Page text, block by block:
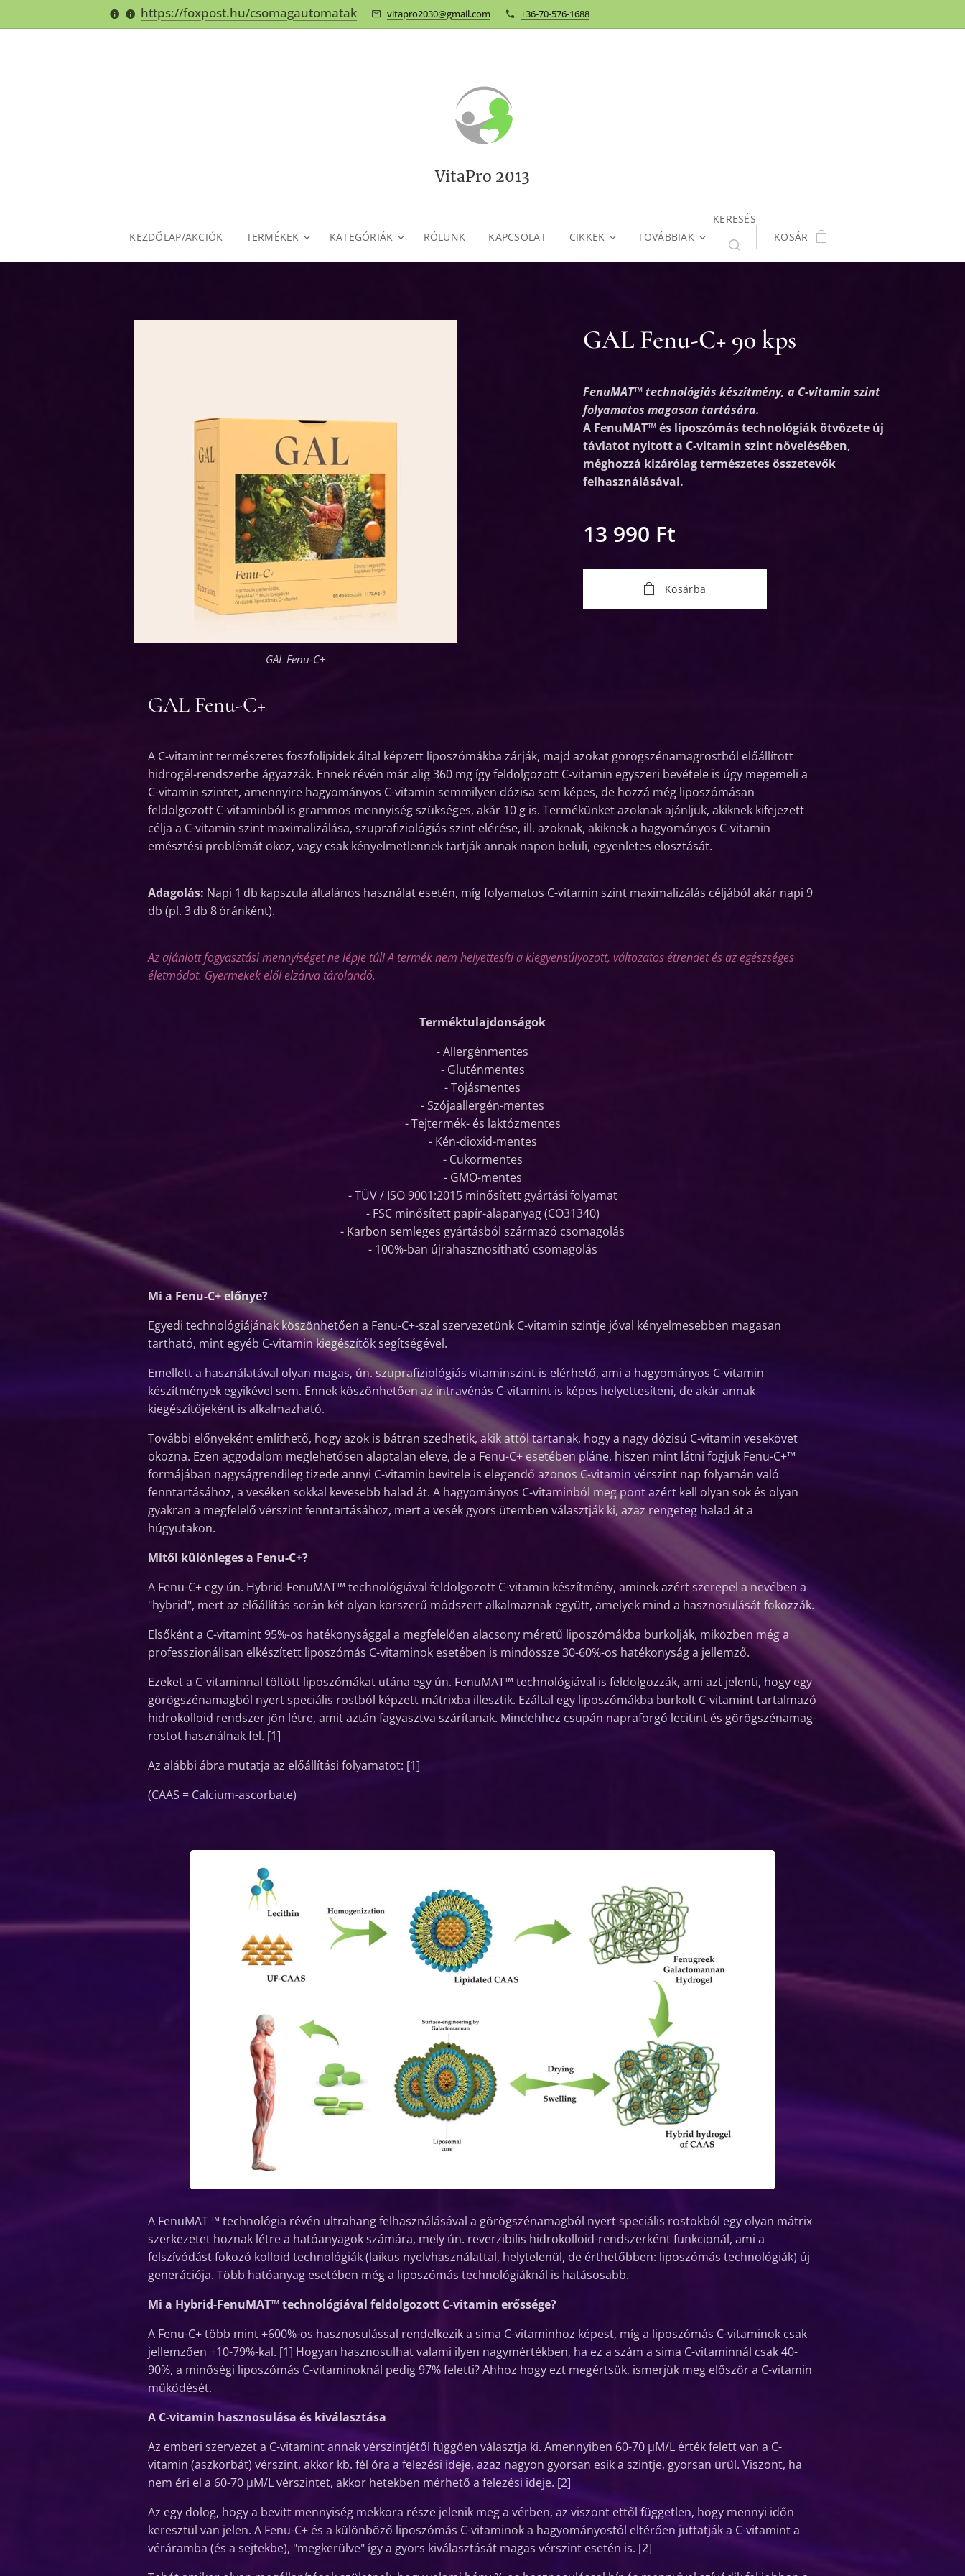
https://foxpost.hu/csomagautomatak vitapro2030@gmail.com +36-70-576-1688
VitaPro 2013
KEZDŐLAP/AKCIÓK TERMÉKEK KATEGÓRIÁK RÓLUNK KAPCSOLAT CIKKEK TOVÁBBIAK
KERESÉS
KOSÁR
GAL Fenu-C+ 90 kps
GAL Fenu-C+
FenuMAT™ technológiás készítmény, a C-vitamin szint
folyamatos magasan tartására.
A FenuMAT™ és liposzómás technológiák ötvözete új
távlatot nyitott a C-vitamin szint növelésében,
méghozzá kizárólag természetes összetevők
felhasználásával.
13 990 Ft
Kosárba
GAL Fenu-C+
A C-vitamint természetes foszfolipidek által képzett liposzómákba zárják, majd azokat görögszénamagrostból előállított
hidrogél-rendszerbe ágyazzák. Ennek révén már alig 360 mg így feldolgozott C-vitamin egyszeri bevétele is úgy megemeli a
C-vitamin szintet, amennyire hagyományos C-vitamin semmilyen dózisa sem képes, de hozzá még liposzómásan
feldolgozott C-vitaminból is grammos mennyiség szükséges, akár 10 g is. Termékünket azoknak ajánljuk, akiknek kifejezett
célja a C-vitamin szint maximalizálása, szuprafiziológiás szint elérése, ill. azoknak, akiknek a hagyományos C-vitamin
emésztési problémát okoz, vagy csak kényelmetlennek tartják annak napon belüli, egyenletes elosztását.
Adagolás: Napi 1 db kapszula általános használat esetén, míg folyamatos C-vitamin szint maximalizálás céljából akár napi 9
db (pl. 3 db 8 óránként).
Az ajánlott fogyasztási mennyiséget ne lépje túl! A termék nem helyettesíti a kiegyensúlyozott, változatos étrendet és az egészséges
életmódot. Gyermekek elől elzárva tárolandó.
Terméktulajdonságok
- Allergénmentes
- Gluténmentes
- Tojásmentes
- Szójaallergén-mentes
- Tejtermék- és laktózmentes
- Kén-dioxid-mentes
- Cukormentes
- GMO-mentes
- TÜV / ISO 9001:2015 minősített gyártási folyamat
- FSC minősített papír-alapanyag (CO31340)
- Karbon semleges gyártásból származó csomagolás
- 100%-ban újrahasznosítható csomagolás
Mi a Fenu-C+ előnye?
Egyedi technológiájának köszönhetően a Fenu-C+-szal szervezetünk C-vitamin szintje jóval kényelmesebben magasan
tartható, mint egyéb C-vitamin kiegészítők segítségével.
Emellett a használatával olyan magas, ún. szuprafiziológiás vitaminszint is elérhető, ami a hagyományos C-vitamin
készítmények egyikével sem. Ennek köszönhetően az intravénás C-vitamint is képes helyettesíteni, de akár annak
kiegészítőjeként is alkalmazható.
További előnyeként említhető, hogy azok is bátran szedhetik, akik attól tartanak, hogy a nagy dózisú C-vitamin vesekövet
okozna. Ezen aggodalom meglehetősen alaptalan eleve, de a Fenu-C+ esetében pláne, hiszen mint látni fogjuk Fenu-C+™
formájában nagyságrendileg tizede annyi C-vitamin bevitele is elegendő azonos C-vitamin vérszint nap folyamán való
fenntartásához, a veséken sokkal kevesebb halad át. A hagyományos C-vitaminból meg pont azért kell olyan sok és olyan
gyakran a megfelelő vérszint fenntartásához, mert a vesék gyors ütemben választják ki, azaz rengeteg halad át a
húgyutakon.
Mitől különleges a Fenu-C+?
A Fenu-C+ egy ún. Hybrid-FenuMAT™ technológiával feldolgozott C-vitamin készítmény, aminek azért szerepel a nevében a
"hybrid", mert az előállítás során két olyan korszerű módszert alkalmaznak együtt, amelyek mind a hasznosulását fokozzák.
Elsőként a C-vitamint 95%-os hatékonysággal a megfelelően alacsony méretű liposzómákba burkolják, miközben még a
professzionálisan elkészített liposzómás C-vitaminok esetében is mindössze 30-60%-os hatékonyság a jellemző.
Ezeket a C-vitaminnal töltött liposzómákat utána egy ún. FenuMAT™ technológiával is feldolgozzák, ami azt jelenti, hogy egy
görögszénamagból nyert speciális rostból képzett mátrixba illesztik. Ezáltal egy liposzómákba burkolt C-vitamint tartalmazó
hidrokolloid rendszer jön létre, amit aztán fagyasztva szárítanak. Mindehhez csupán napraforgó lecitint és görögszénamag-
rostot használnak fel. [1]
Az alábbi ábra mutatja az előállítási folyamatot: [1]
(CAAS = Calcium-ascorbate)
A FenuMAT ™ technológia révén ultrahang felhasználásával a görögszénamagból nyert speciális rostokból egy olyan mátrix
szerkezetet hoznak létre a hatóanyagok számára, mely ún. reverzibilis hidrokolloid-rendszerként funkcionál, ami a
felszívódást fokozó kolloid technológiák (laikus nyelvhasználattal, helytelenül, de érthetőbben: liposzómás technológiák) új
generációja. Több hatóanyag esetében még a liposzómás technológiáknál is hatásosabb.
Mi a Hybrid-FenuMAT™ technológiával feldolgozott C-vitamin erőssége?
A Fenu-C+ több mint +600%-os hasznosulással rendelkezik a sima C-vitaminhoz képest, míg a liposzómás C-vitaminok csak
jellemzően +10-79%-kal. [1] Hogyan hasznosulhat valami ilyen nagymértékben, ha ez a szám a sima C-vitaminnál csak 40-
90%, a minőségi liposzómás C-vitaminoknál pedig 97% feletti? Ahhoz hogy ezt megértsük, ismerjük meg először a C-vitamin
működését.
A C-vitamin hasznosulása és kiválasztása
Az emberi szervezet a C-vitamint annak vérszintjétől függően választja ki. Amennyiben 60-70 µM/L érték felett van a C-
vitamin (aszkorbát) vérszint, akkor kb. fél óra a felezési ideje, azaz nagyon gyorsan esik a szintje, gyorsan ürül. Viszont, ha
nem éri el a 60-70 µM/L vérszintet, akkor hetekben mérhető a felezési ideje. [2]
Az egy dolog, hogy a bevitt mennyiség mekkora része jelenik meg a vérben, az viszont ettől független, hogy mennyi időn
keresztül van jelen. A Fenu-C+ és a különböző liposzómás C-vitaminok a hagyományostól eltérően juttatják a C-vitamint a
véráramba (és a sejtekbe), "megkerülve" így a gyors kiválasztását magas vérszint esetén is. [2]